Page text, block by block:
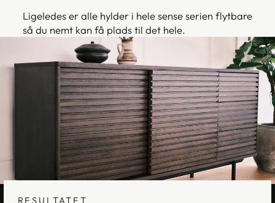
Ligeledes er alle hylder i hele sense serien flytbare
så du nemt kan få plads til det hele.
RESULTATET